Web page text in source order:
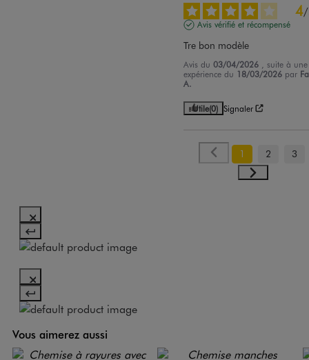
4/
Avis vérifié et récompensé
Tre bon modèle
Avis du03/04/2026
, suite à une
expérience du 18/03/2026 par
A.
Utile(0) Signaler
1 2 3
Vous aimerez aussi